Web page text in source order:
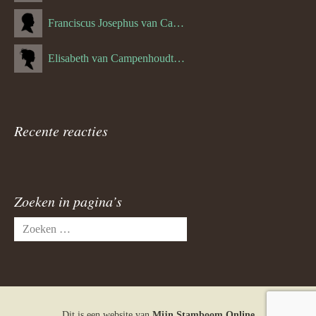
Franciscus Josephus van Campenhoudt (1719.) (10-08-1875)
Elisabeth van Campenhoudt (1716.) (28-05-1870)
Recente reacties
Zoeken in pagina’s
Zoeken
naar: